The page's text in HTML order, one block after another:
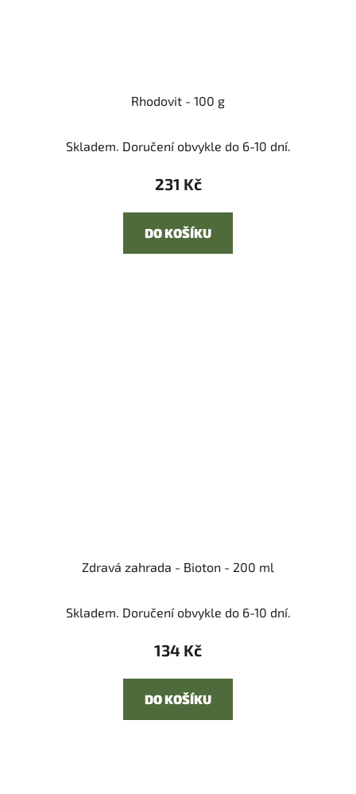
Rhodovit - 100 g
Skladem. Doručení obvykle do 6-10 dní.
231 Kč
DO KOŠÍKU
Zdravá zahrada - Bioton - 200 ml
Skladem. Doručení obvykle do 6-10 dní.
134 Kč
DO KOŠÍKU